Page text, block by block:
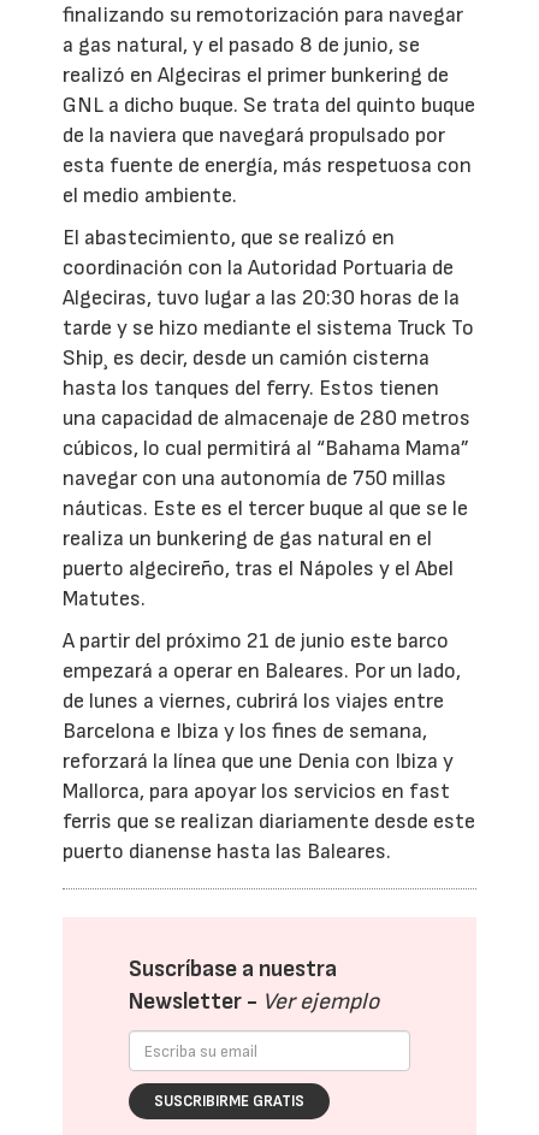
finalizando su remotorización para navegar
a gas natural, y el pasado 8 de junio, se
realizó en Algeciras el primer bunkering de
GNL a dicho buque. Se trata del quinto buque
de la naviera que navegará propulsado por
esta fuente de energía, más respetuosa con
el medio ambiente.
El abastecimiento, que se realizó en
coordinación con la Autoridad Portuaria de
Algeciras, tuvo lugar a las 20:30 horas de la
tarde y se hizo mediante el sistema Truck To
Ship¸ es decir, desde un camión cisterna
hasta los tanques del ferry. Estos tienen
una capacidad de almacenaje de 280 metros
cúbicos, lo cual permitirá al “Bahama Mama”
navegar con una autonomía de 750 millas
náuticas. Este es el tercer buque al que se le
realiza un bunkering de gas natural en el
puerto algecireño, tras el Nápoles y el Abel
Matutes.
A partir del próximo 21 de junio este barco
empezará a operar en Baleares. Por un lado,
de lunes a viernes, cubrirá los viajes entre
Barcelona e Ibiza y los fines de semana,
reforzará la línea que une Denia con Ibiza y
Mallorca, para apoyar los servicios en fast
ferris que se realizan diariamente desde este
puerto dianense hasta las Baleares.
Suscríbase a nuestra
Newsletter - Ver ejemplo
SUSCRIBIRME GRATIS